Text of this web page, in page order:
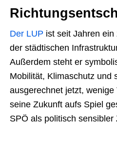
Der LUP ist seit Jahren
der städtischen
Außerdem steht er
Mobilität, Klimaschutz und
ausgerechnet jetzt, wenige
seine Zukunft aufs Spiel
SPÖ als politisch sensibler